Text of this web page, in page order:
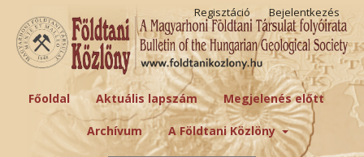
Főoldal Aktuális lapszám Megjelenés előtt
Archívum A Földtani Közlöny
Regisztáció Bejelentkezés